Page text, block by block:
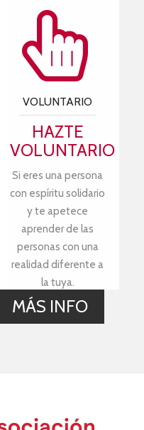
VOLUNTARIO
HAZTE
VOLUNTARIO
Si eres una persona
con espíritu solidario
y te apetece
aprender de las
personas con una
realidad diferente a
la tuya.
MÁS INFO